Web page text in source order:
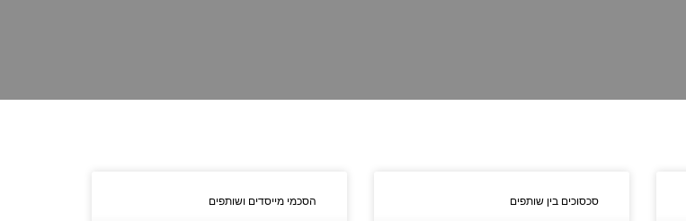
סכסוכים בין שותפים הסכמי מייסדים ושותפים